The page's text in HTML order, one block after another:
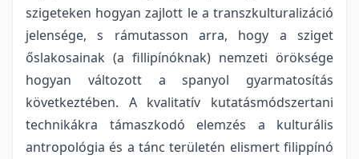
szigeteken hogyan zajlott le a transzkulturalizáció
jelensége, s rámutasson arra, hogy a sziget
őslakosainak (a fillipínóknak) nemzeti öröksége
hogyan változott a spanyol gyarmatosítás
következtében. A kvalitatív kutatásmódszertani
technikákra támaszkodó elemzés a kulturális
antropológia és a tánc területén elismert filippínó